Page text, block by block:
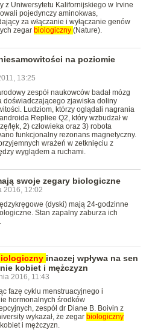
z Uniwersytetu Kalifornijskiego w Irvine
pojedynczy aminokwas,
za włączanie i wyłączanie genów
zegar biologiczny (Nature).
na poziomie
13:25
zespół naukowców badał mózg
doświadczającego zjawiska doliny
Ludziom, którzy oglądali nagrania
Repliee Q2, który wzbudzał w
lęk, 2) człowieka oraz 3) robota
funkcjonalny rezonans magnetyczny.
wrażeń w zetknięciu z
wyglądem a ruchami.
swoje zegary biologiczne
2016, 12:02
(dyski) mają 24-godzinne
Stan zapalny zaburza ich
inaczej wpływa na sen
kobiet i mężczyzn
2016, 11:43
fazę cyklu menstruacyjnego i
hormonalnych środków
zespół dr Diane B. Boivin z
wykazał, że zegar biologiczny
i mężczyzn.